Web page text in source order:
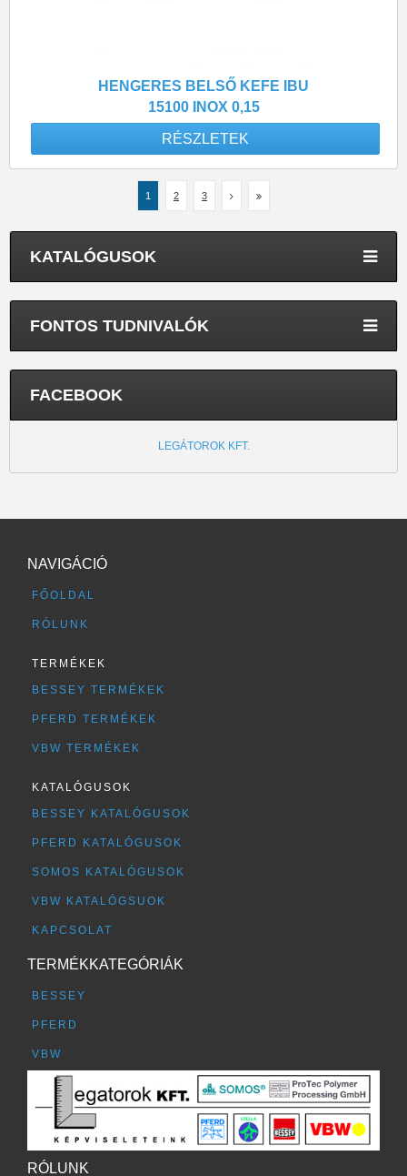
HENGERES BELSŐ KEFE IBU
15100 INOX 0,15
RÉSZLETEK
1 2 3
KATALÓGUSOK
FONTOS TUDNIVALÓK
FACEBOOK
LEGÁTOROK KFT.
NAVIGÁCIÓ
FŐOLDAL
RÓLUNK
TERMÉKEK
BESSEY TERMÉKEK
PFERD TERMÉKEK
VBW TERMÉKEK
KATALÓGUSOK
BESSEY KATALÓGUSOK
PFERD KATALÓGUSOK
SOMOS KATALÓGUSOK
VBW KATALÓGSUOK
KAPCSOLAT
TERMÉKKATEGÓRIÁK
BESSEY
PFERD
VBW
RÓLUNK